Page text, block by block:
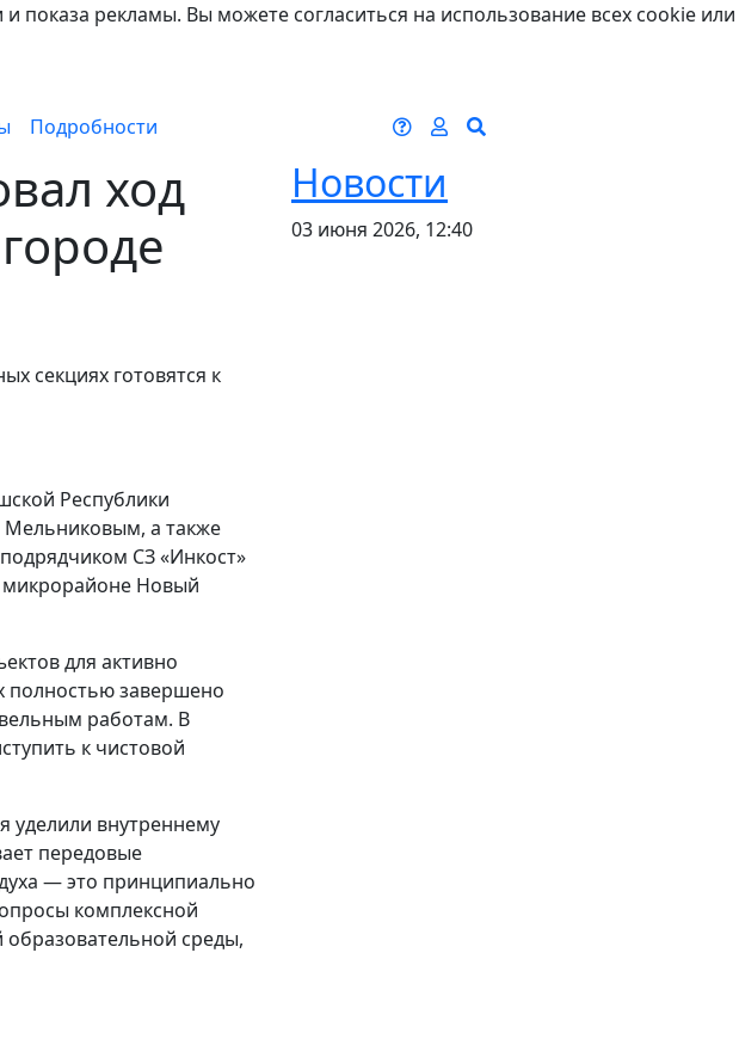
показа рекламы. Вы можете согласиться на использование всех cookie или
Подробности
ход
Новости
03 июня 2026, 12:40
секциях готовятся к
Республики
Мельниковым, а также
СЗ «Инкост»
микрорайоне Новый
для активно
полностью завершено
работам. В
к чистовой
уделили внутреннему
передовые
— это принципиально
комплексной
образовательной среды,